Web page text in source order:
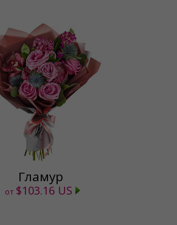
Гламур
от $103.16 US